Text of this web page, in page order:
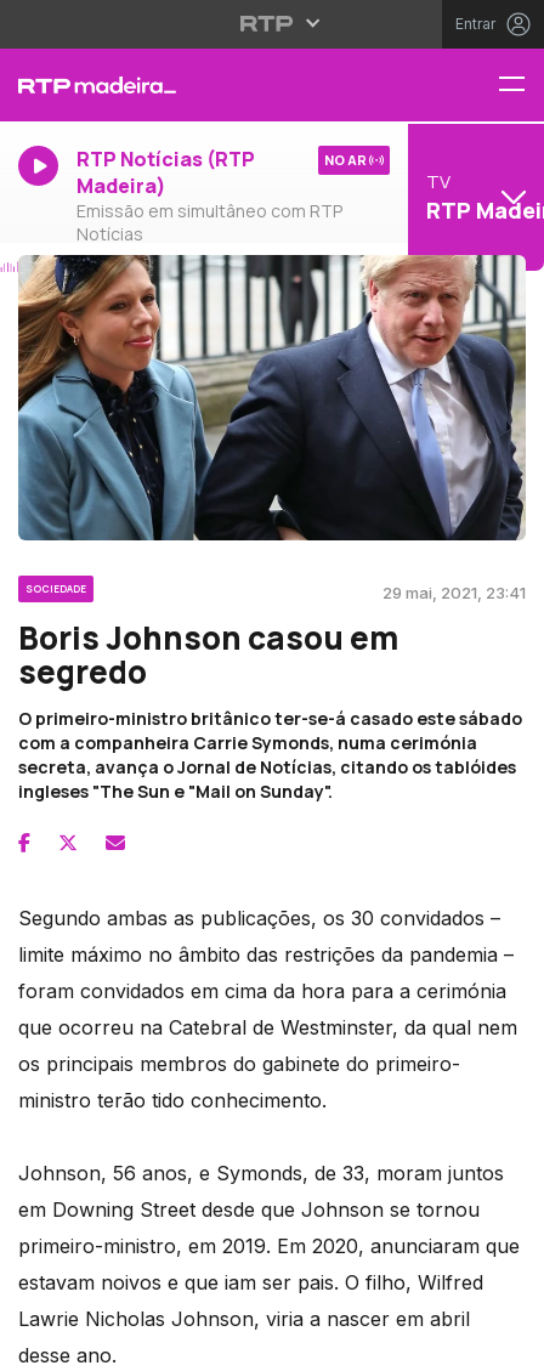
Entrar
RTP Notícias (RTP
Madeira)
Emissão em simultâneo com RTP
Notícias
NO AR
TV
RTP
SOCIEDADE 29 mai, 2021, 23:41
Boris Johnson casou em
segredo
O primeiro-ministro britânico ter-se-á casado este sábado
com a companheira Carrie Symonds, numa cerimónia
secreta, avança o Jornal de Notícias, citando os tablóides
ingleses "The Sun e "Mail on Sunday".
Segundo ambas as publicações, os 30 convidados –
limite máximo no âmbito das restrições da pandemia –
foram convidados em cima da hora para a cerimónia
que ocorreu na Catebral de Westminster, da qual nem
os principais membros do gabinete do primeiro-
ministro terão tido conhecimento.
Johnson, 56 anos, e Symonds, de 33, moram juntos
em Downing Street desde que Johnson se tornou
primeiro-ministro, em 2019. Em 2020, anunciaram que
estavam noivos e que iam ser pais. O filho, Wilfred
Lawrie Nicholas Johnson, viria a nascer em abril
desse ano.